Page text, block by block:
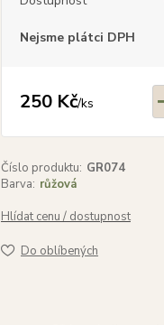
Nejsme plátci DPH
250 Kč/ks
Číslo produktu: GR074
Barva: růžová
Hlídat cenu / dostupnost
Do oblíbených